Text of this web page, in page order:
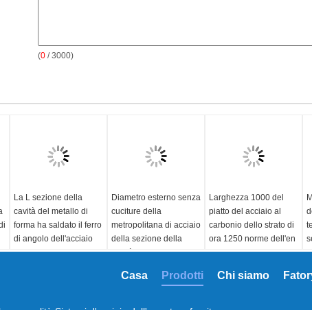
(0 / 3000)
La L sezione della
cavità del metallo di
forma ha saldato il ferro
di angolo dell'acciaio
inossidabile 1.25#-25#
Diametro esterno senza
cuciture della
metropolitana di acciaio
della sezione della
cavità del metallo di
millimetro
Larghezza 1000 del
piatto del acciaio al
carbonio dello strato di
ora 1250 norme dell'en
10028 per costruire
GB, JIS
Chi siamo
Prodotti
Casa